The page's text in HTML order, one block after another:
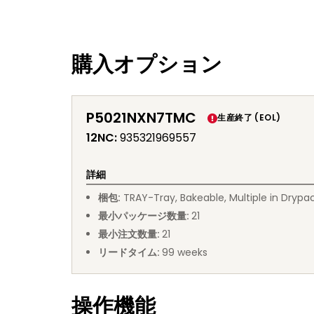
購入オプション
P5021NXN7TMC 生産終了 (EOL)
12NC:935321969557
詳細
梱包: TRAY-Tray, Bakeable, Multiple in
最小パッケージ数量: 21
最小注文数量: 21
リードタイム: 99 weeks
操作機能